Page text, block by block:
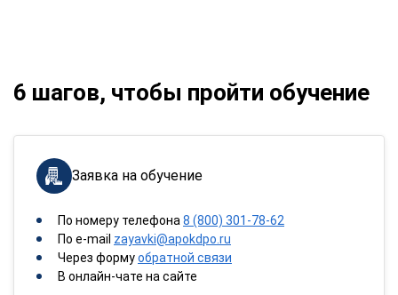
6 шагов, чтобы пройти обучение
Заявка на обучение
По номеру телефона 8 (800) 301-78-62
По e-mail zayavki@apokdpo.ru
Через формуобратной связи
В онлайн-чате на сайте